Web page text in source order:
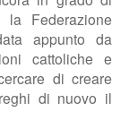
Federazione
appunto da
cattoliche e
di creare
di nuovo il